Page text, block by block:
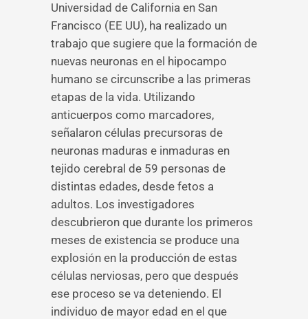
Universidad de California en San
Francisco (EE UU), ha realizado un
trabajo que sugiere que la formación de
nuevas neuronas en el hipocampo
humano se circunscribe a las primeras
etapas de la vida. Utilizando
anticuerpos como marcadores,
señalaron células precursoras de
neuronas maduras e inmaduras en
tejido cerebral de 59 personas de
distintas edades, desde fetos a
adultos. Los investigadores
descubrieron que durante los primeros
meses de existencia se produce una
explosión en la producción de estas
células nerviosas, pero que después
ese proceso se va deteniendo. El
individuo de mayor edad en el que